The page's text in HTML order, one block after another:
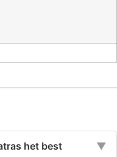
het best
▼